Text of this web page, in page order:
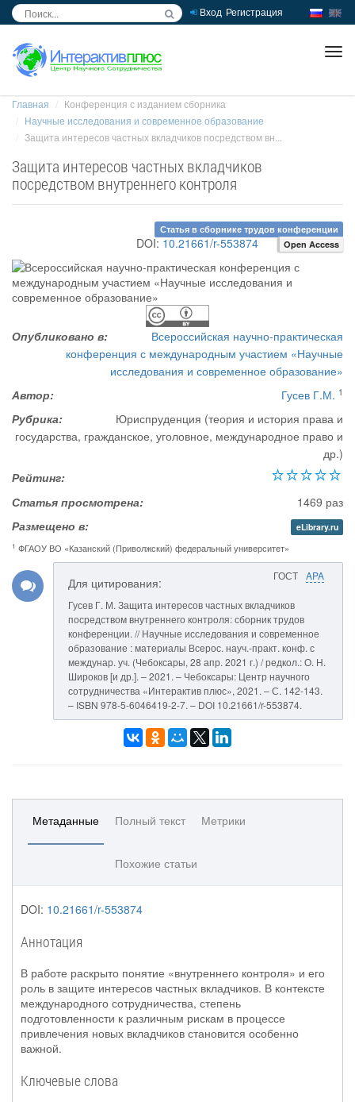
Вход Регистрация
Главная
Конференция с изданием сборника
Научные исследования и современное образование
Защита интересов частных вкладчиков посредством вн...
Защита интересов частных вкладчиков
посредством внутреннего контроля
Статья в сборнике трудов конференции
DOI: 10.21661/r-553874 Open Access
Опубликовано в:
Всероссийская научно-практическая
конференция с международным участием «Научные
исследования и современное образование»
Автор:
Гусев Г.М. 1
Рубрика:
Юриспруденция (теория и история права и
государства, гражданское, уголовное, международное право и
др.)
Рейтинг:
Статья просмотрена:
1469 раз
Размещено в:
eLibrary.ru
1 ФГАОУ ВО «Казанский (Приволжский) федеральный университет»
ГОСТ APA
Для цитирования:
Гусев Г. М. Защита интересов частных вкладчиков
посредством внутреннего контроля: сборник трудов
конференции. // Научные исследования и современное
образование : материалы Всерос. науч.-практ. конф. с
междунар. уч. (Чебоксары, 28 апр. 2021 г.) / редкол.: О. Н.
Широков [и др.]. – 2021. – Чебоксары: Центр научного
сотрудничества «Интерактив плюс», 2021. – С. 142-143.
– ISBN 978-5-6046419-2-7. – DOI 10.21661/r-553874.
Метаданные Полный текст Метрики
Похожие статьи
DOI: 10.21661/r-553874
Аннотация
В работе раскрыто понятие «внутреннего контроля» и его
роль в защите интересов частных вкладчиков. В контексте
международного сотрудничества, степень
подготовленности к различным рискам в процессе
привлечения новых вкладчиков становится особенно
важной.
Ключевые слова